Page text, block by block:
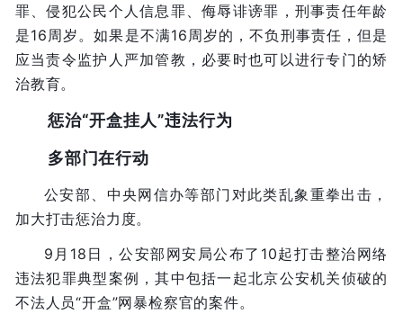
罪、侵犯公民个人信息罪、侮辱诽谤罪，刑事责任年龄
是16周岁。如果是不满16周岁的，不负刑事责任，但是
应当责令监护人严加管教，必要时也可以进行专门的矫
治教育。
惩治“开盒挂人”违法行为
多部门在行动
公安部、中央网信办等部门对此类乱象重拳出击，
加大打击惩治力度。
9月18日，公安部网安局公布了10起打击整治网络
违法犯罪典型案例，其中包括一起北京公安机关侦破的
不法人员“开盒”网暴检察官的案件。